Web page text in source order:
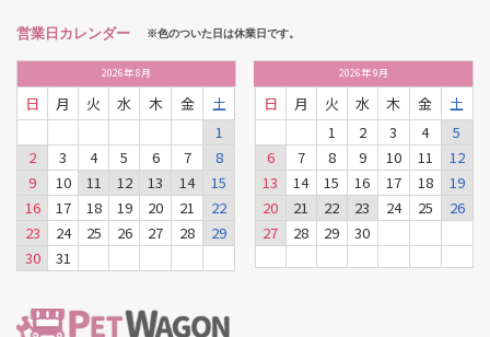
営業日カレンダー ※色のついた日は休業日です。
2026年8月
日 月 火 水 木 金
土
1
2
3 4 5 6 7
8
9
10 11 12 13 14
15
16
17 18 19 20 21
22
23
24 25 26 27 28
29
30
31
2026年9月
日 月 火 水 木 金
土
1
2 3 4
5
6
7 8 9 10 11
12
13
14 15 16 17 18
19
20
21 22 23 24 25
26
27
28 29 30